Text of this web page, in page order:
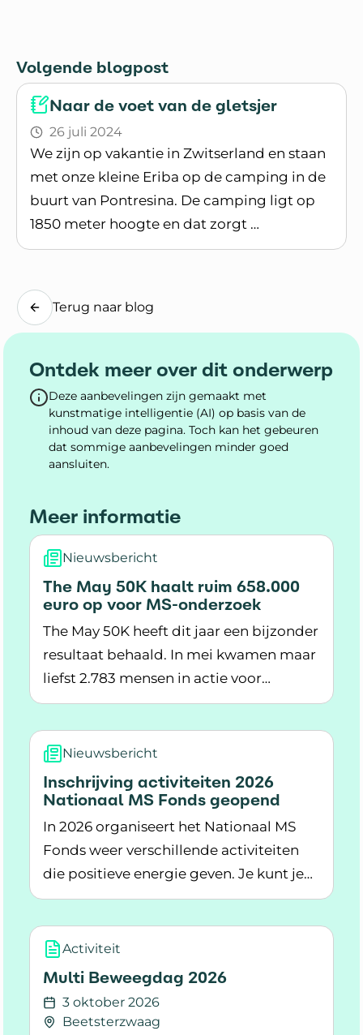
Volgende blogpost
Naar de voet van de gletsjer
26 juli 2024
We zijn op vakantie in Zwitserland en staan
met onze kleine Eriba op de camping in de
buurt van Pontresina. De camping ligt op
1850 meter hoogte en dat zorgt …
Lees blogpost
Terug naar blog
Ontdek meer over dit onderwerp
Deze aanbevelingen zijn gemaakt met
kunstmatige intelligentie (AI) op basis van de
inhoud van deze pagina. Toch kan het gebeuren
dat sommige aanbevelingen minder goed
aansluiten.
Meer informatie
Nieuwsbericht
The May 50K haalt ruim 658.000
euro op voor MS-onderzoek
The May 50K heeft dit jaar een bijzonder
resultaat behaald. In mei kwamen maar
liefst 2.783 mensen in actie voor
onderzoek naar MS. Samen haalden zij
bedrag dat in Nederland ooit met deze
sportieve actie is opgehaald.
Lees meer over The May 50K haalt ruim
Nieuwsbericht
Inschrijving activiteiten 2026
Nationaal MS Fonds geopend
In 2026 organiseert het Nationaal MS
Fonds weer verschillende activiteiten
die positieve energie geven. Je kunt je
nu inschrijven.
Lees meer over Inschrijving activiteiten 2026
Activiteit
Multi Beweegdag 2026
3 oktober 2026
Beetsterzwaag